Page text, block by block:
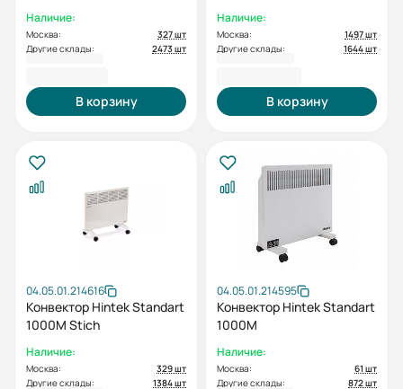
Наличие:
Москва:
327 шт
Другие склады:
2473 шт
В корзину
Наличие:
Москва:
1497 шт
Другие склады:
1644 шт
В корзину
04.05.01.214616
Конвектор Hintek Standart
1000M Stich
Наличие:
Москва:
329 шт
Другие склады:
1384 шт
04.05.01.214595
Конвектор Hintek Standart
1000M
Наличие:
Москва:
61 шт
Другие склады:
872 шт